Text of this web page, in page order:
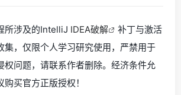
所涉及的IntelliJ IDEA破解
补丁与激活
集，仅限个人学习研究使用，严禁用于
权问题，请联系作者删除。经济条件允
买官方正版授权！